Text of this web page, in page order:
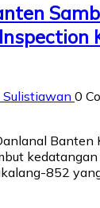
Sulistiawan 0
Banten
kedatangan
852